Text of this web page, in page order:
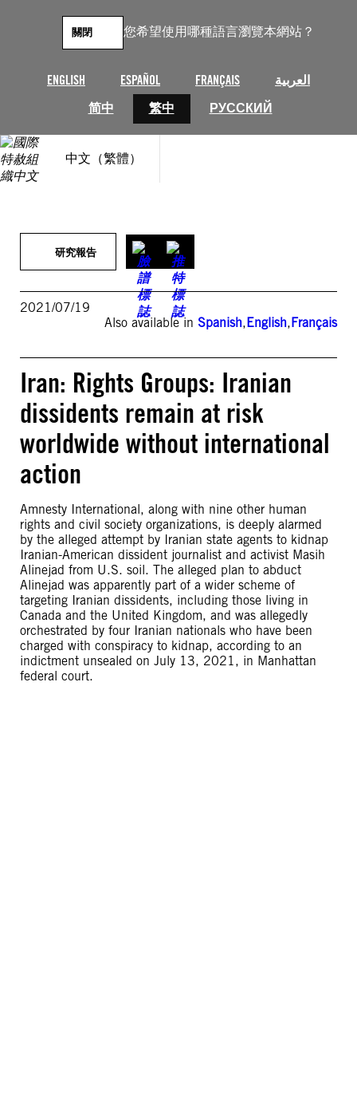
您希望使用哪種語言瀏覽本網站？
ENGLISH ESPAÑOL FRANÇAIS
العربية
简中
繁中 РУССКИЙ
關閉
中文（繁體）
研究報告
2021/07/19
Also available in Spanish,English,Français
Iran: Rights Groups: Iranian
dissidents remain at risk
worldwide without international
action
Amnesty International, along with nine other human
rights and civil society organizations, is deeply alarmed
by the alleged attempt by Iranian state agents to kidnap
Iranian-American dissident journalist and activist Masih
Alinejad from U.S. soil. The alleged plan to abduct
Alinejad was apparently part of a wider scheme of
targeting Iranian dissidents, including those living in
Canada and the United Kingdom, and was allegedly
orchestrated by four Iranian nationals who have been
charged with conspiracy to kidnap, according to an
indictment unsealed on July 13, 2021, in Manhattan
federal court.